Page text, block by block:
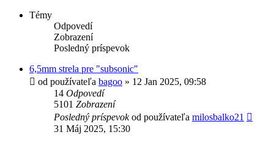
Témy
Odpovedí
Zobrazení
Posledný príspevok
6,5mm strela pre "subsonic"
od používateľa bagoo » 12 Jan 2025, 09:58
14 Odpovedí
5101 Zobrazení
Posledný príspevokod používateľa milosbalko21
31 Máj 2025, 15:30